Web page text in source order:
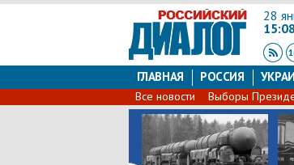
28
15:08
ГЛАВНАЯ РОССИЯ
Все новости Выборы